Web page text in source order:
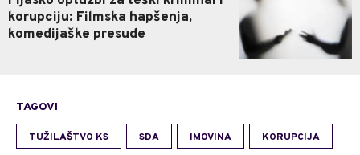
korupciju: Filmska hapšenja,
komedijaške presude
TAGOVI
TUŽILAŠTVO KS SDA IMOVINA KORUPCIJA